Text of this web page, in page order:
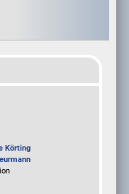
Körting